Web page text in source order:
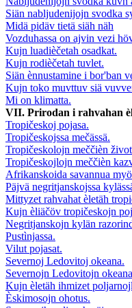
Siän nabljudenijojn svodka
Midä pidäv tietä siäh näh
Vozduhassa on ajvin vezi
Kujn luadièčetah osadkat.
Kujn rodièčetah tuvlet.
Siän ènnustamine i bor'ban
Kujn toko muvttuv siä
Mi on klimatta.
VII. Prirodan i rahvahan
Tropičeskoj pojasa.
Tropičeskojssa mečässä.
Tropičeskolojn meččièn
Tropičeskojlojn meččièn
Afrikanskoida savannua
Päjvä negritjanskojssa
Mittyzet rahvahat èletäh
Kujn èliäčöv tropičeskojn
Negritjanskojn kylän
Pustìnjassa.
Vilut pojasat.
Severnoj Ledovitoj okeana.
Severnojn Ledovitojn
Kujn èletäh ihmizet
Èskimosojn ohotus.